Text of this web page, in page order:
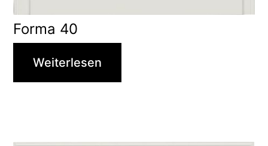
Forma 40
Weiterlesen